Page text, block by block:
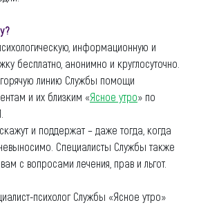
информационную и
бесплатно, анонимно и круглосуточно.
линию Службы помощи
и их близким «Ясное утро» по
и поддержат – даже тогда, когда
Специалисты Службы также
с вопросами лечения, прав и льгот.
психолог Службы «Ясное утро»